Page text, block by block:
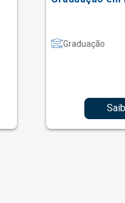
Graduação